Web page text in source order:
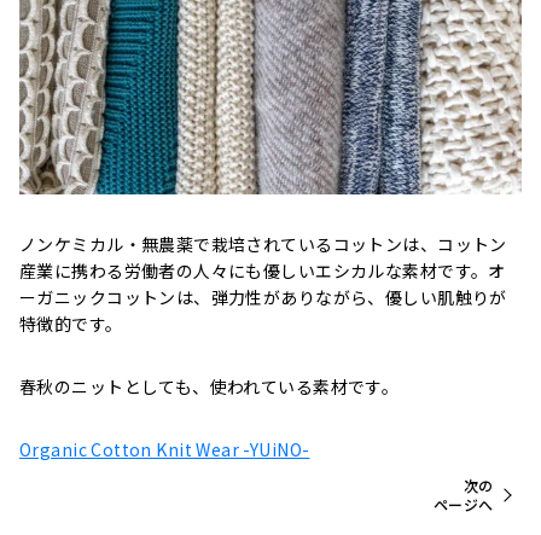
ノンケミカル・無農薬で栽培されているコットンは、コットン
産業に携わる労働者の人々にも優しいエシカルな素材です。オ
ーガニックコットンは、弾力性がありながら、優しい肌触りが
特徴的です。
春秋のニットとしても、使われている素材です。
Organic Cotton Knit Wear -YUiNO-
次の
ページへ